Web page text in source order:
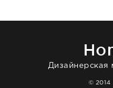
Дизайнерская
© 2014